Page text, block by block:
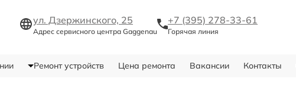
ул. Дзержинского, 25
Адрес сервисного центра Gaggenau
+7 (395) 278-33-61
Горячая линия
Ремонт устройств Цена ремонта Вакансии Контакты